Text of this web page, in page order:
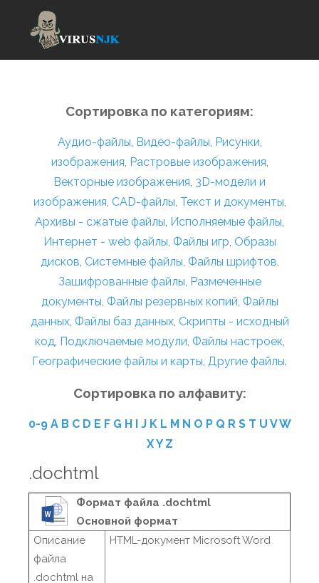
Сортировка по категориям:
Аудио-файлы, Видео-файлы, Рисунки,
изображения, Растровые изображения,
Векторные изображения, 3D-модели и
изображения, CAD-файлы, Текст и документы,
Архивы - сжатые файлы, Исполняемые файлы,
Интернет - web файлы, Файлы игр, Образы
дисков, Системные файлы, Файлы шрифтов,
Зашифрованные файлы, Размеченные
документы, Файлы резервных копий, Файлы
данных, Файлы баз данных, Скрипты - исходный
код, Подключаемые модули, Файлы настроек,
Географические файлы и карты, Другие файлы.
Сортировка по алфавиту:
0-9 A B C D E F G H I J K L M N O P Q R S T U VW
XY Z
.dochtml
Формат файла .dochtml
Основной формат
Описание
файла
.dochtml на
HTML-документ Microsoft Word